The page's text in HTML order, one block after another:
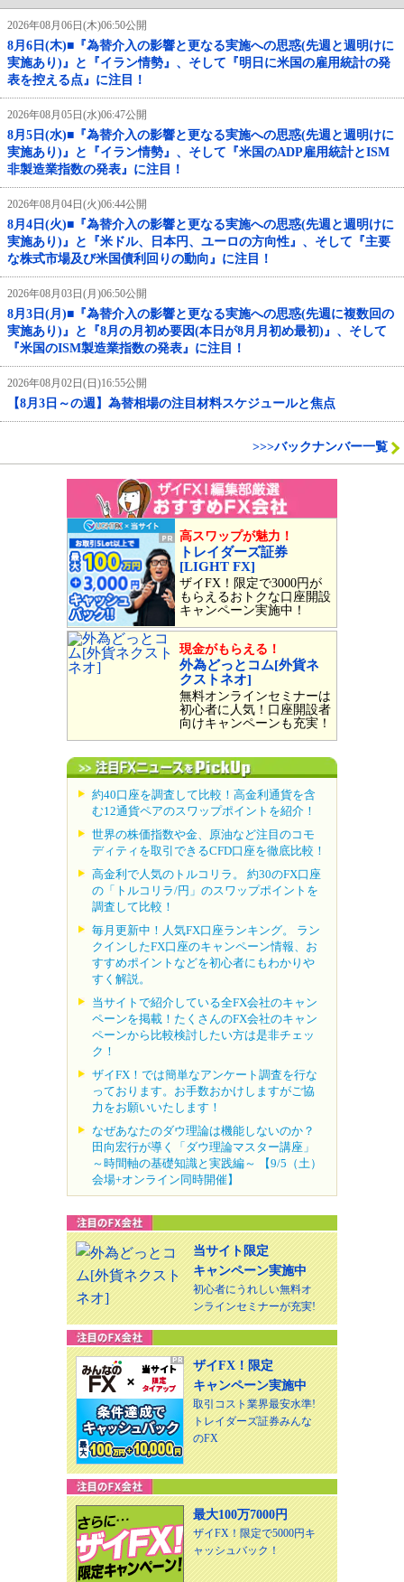
2026年08月06日(木)06:50公開
8月6日(木)■『為替介入の影響と更なる実施への思惑(先週と週明けに
実施あり)』と『イラン情勢』、そして『明日に米国の雇用統計の発
表を控える点』に注目！
2026年08月05日(水)06:47公開
8月5日(水)■『為替介入の影響と更なる実施への思惑(先週と週明けに
実施あり)』と『イラン情勢』、そして『米国のADP雇用統計とISM
非製造業指数の発表』に注目！
2026年08月04日(火)06:44公開
8月4日(火)■『為替介入の影響と更なる実施への思惑(先週と週明けに
実施あり)』と『米ドル、日本円、ユーロの方向性』、そして『主要
な株式市場及び米国債利回りの動向』に注目！
2026年08月03日(月)06:50公開
8月3日(月)■『為替介入の影響と更なる実施への思惑(先週に複数回の
実施あり)』と『8月の月初め要因(本日が8月月初め最初)』、そして
『米国のISM製造業指数の発表』に注目！
2026年08月02日(日)16:55公開
【8月3日～の週】為替相場の注目材料スケジュールと焦点
>>>バックナンバー一覧
高スワップが魅力！
トレイダーズ証券
[LIGHT FX]
ザイFX！限定で3000円が
もらえるおトクな口座開設
キャンペーン実施中！
現金がもらえる！
外為どっとコム[外貨ネ
クストネオ]
無料オンラインセミナーは
初心者に人気！口座開設者
向けキャンペーンも充実！
約40口座を調査して比較！高金利通貨を含
む12通貨ペアのスワップポイントを紹介！
世界の株価指数や金、原油など注目のコモ
ディティを取引できるCFD口座を徹底比較！
高金利で人気のトルコリラ。 約30のFX口座
の「トルコリラ/円」のスワップポイントを
調査して比較！
毎月更新中！人気FX口座ランキング。 ラン
クインしたFX口座のキャンペーン情報、お
すすめポイントなどを初心者にもわかりや
すく解説。
当サイトで紹介している全FX会社のキャン
ペーンを掲載！たくさんのFX会社のキャン
ペーンから比較検討したい方は是非チェッ
ク！
ザイFX！では簡単なアンケート調査を行な
っております。お手数おかけしますがご協
力をお願いいたします！
なぜあなたのダウ理論は機能しないのか？
田向宏行が導く「ダウ理論マスター講座」
～時間軸の基礎知識と実践編～ 【9/5（土）
会場+オンライン同時開催】
当サイト限定
キャンペーン実施中
初心者にうれしい無料オ
ンラインセミナーが充実!
ザイFX！限定
キャンペーン実施中
取引コスト業界最安水準!
トレイダーズ証券みんな
のFX
最大100万7000円
ザイFX！限定で5000円キ
ャッシュバック！